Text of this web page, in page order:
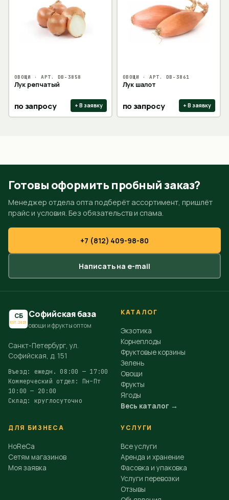
ОВОЩИ · АРТ. DB-3858
Лук репчатый
по запросу + В заявку
ОВОЩИ · АРТ. DB-3861
Лук шалот
по запросу + В заявку
Готовы оформить пробный заказ?
Менеджер отдела опта подберёт ассортимент, пришлёт
прайс и условия. Без обязательств и спама.
+7 (812) 409-98-80
Написать на e-mail
СБ
EST.2015
Софийская база
овощи и фрукты оптом
Санкт-Петербург, ул.
Софийская, д. 151
Въезд: ежедн. 08:00 — 17:00
Коммерческий отдел: Пн–Пт
10:00 — 20:00
Склад: круглосуточно
КАТАЛОГ
Экзотика
Корнеплоды
Фруктовые корзины
Зелень
Овощи
Фрукты
Ягоды
Весь каталог →
ДЛЯ БИЗНЕСА
HoReCa
Сетям магазинов
Моя заявка
УСЛУГИ
Все услуги
Аренда и хранение
Фасовка и упаковка
Услуги перевозки
Отзывы